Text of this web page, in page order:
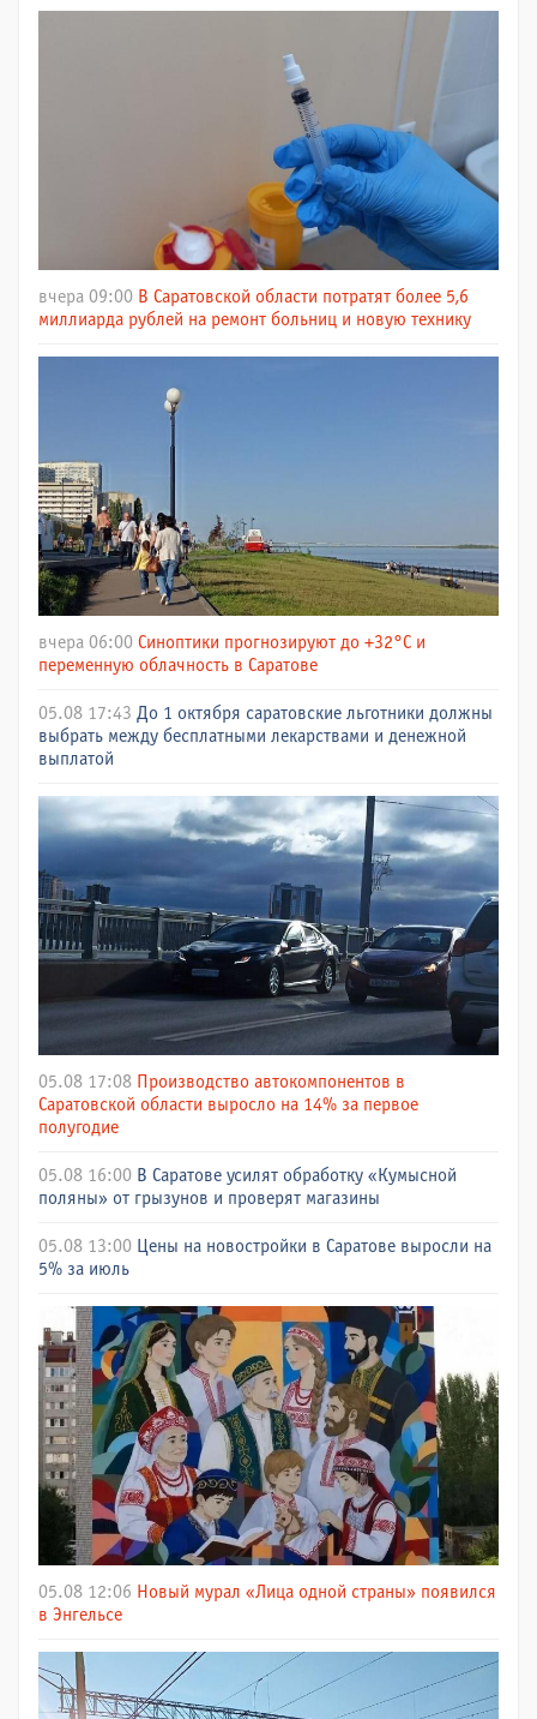
вчера 09:00 В Саратовской области потратят более 5,6
миллиарда рублей на ремонт больниц и новую технику
вчера 06:00 Синоптики прогнозируют до +32°C и
переменную облачность в Саратове
05.08 17:43 До 1 октября саратовские льготники должны
выбрать между бесплатными лекарствами и денежной
выплатой
05.08 17:08 Производство автокомпонентов в
Саратовской области выросло на 14% за первое
полугодие
05.08 16:00 В Саратове усилят обработку «Кумысной
поляны» от грызунов и проверят магазины
05.08 13:00 Цены на новостройки в Саратове выросли на
5% за июль
05.08 12:06 Новый мурал «Лица одной страны» появился
в Энгельсе